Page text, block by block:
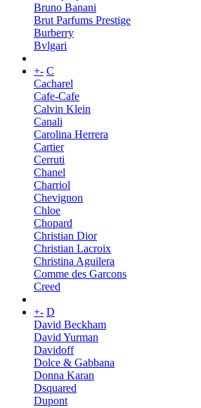
Bruno Banani
Brut Parfums Prestige
Burberry
Bvlgari
+- C
Cacharel
Cafe-Cafe
Calvin Klein
Canali
Carolina Herrera
Cartier
Cerruti
Chanel
Charriol
Chevignon
Chloe
Chopard
Christian Dior
Christian Lacroix
Christina Aguilera
Comme des Garcons
Creed
+- D
David Beckham
David Yurman
Davidoff
Dolce & Gabbana
Donna Karan
Dsquared
Dupont